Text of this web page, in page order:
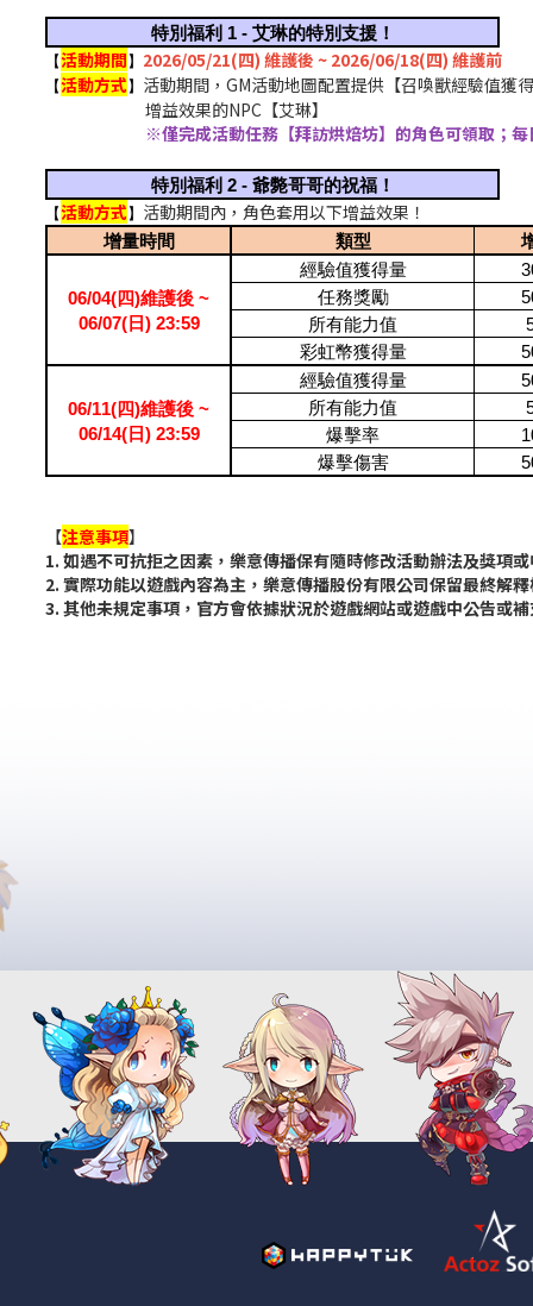
特別福利 1 - 艾琳的特別支援！
【活動期間 】 2026/05/21(四) 維護後 ~ 2026/06/18(四) 維護前
【活動方式】 活動期間，GM活動地圖配置提供【召喚獸經驗值獲
增益效果的NPC【艾琳】
※僅完成活動任務【拜訪烘焙坊】的角色可領取；每日
特別福利 2 - 爺斃哥哥的祝福！
【活動方式】 活動期間內，角色套用以下增益效果！
增量時間 類型
06/04(四)維護後 ~
06/07(日) 23:59
經驗值獲得量
任務獎勵
所有能力值
彩虹幣獲得量
06/11(四)維護後 ~
06/14(日) 23:59
經驗值獲得量
所有能力值
爆擊率
爆擊傷害
【注意事項】
1. 如遇不可抗拒之因素，樂意傳播保有隨時修改活動辦法及獎項
2. 實際功能以遊戲內容為主，樂意傳播股份有限公司保留最終解
3. 其他未規定事項，官方會依據狀況於遊戲網站或遊戲中公告或